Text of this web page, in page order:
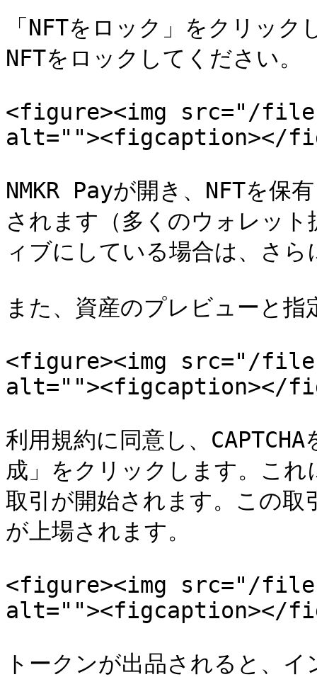
「NFTをロック」をクリッ
NFTをロックしてください。
<figure><img src="/files/
alt=""><figcaption></
NMKR Payが開き、NFTを保
されます（多くのウォレッ
ィブにしている場合は、さ
また、資産のプレビューと
<figure><img src="/
alt=""><figcaption></
利用規約に同意し、
成」をクリックします。こ
取引が開始されます。この
が上場されます。
<figure><img src="/
alt=""><figcaption></
トークンが出品されると、